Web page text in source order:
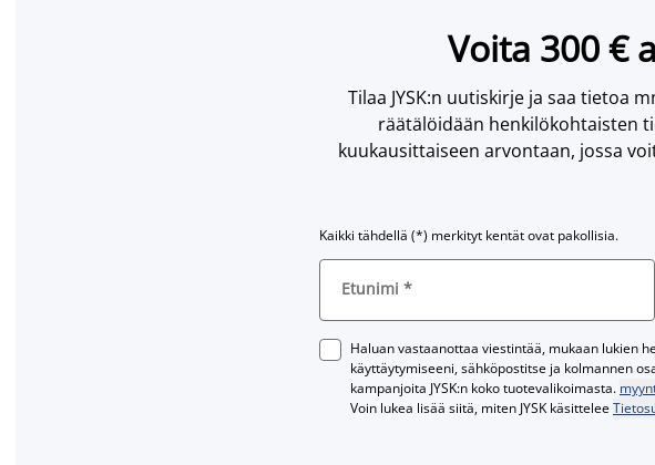
Voita 300 €
Tilaa JYSK:n uutiskirje ja saa tietoa
räätälöidään henkilökohtaisten
kuukausittaiseen arvontaan, jossa
Kaikki tähdellä (*) merkityt kentät ovat pakollisia.
Etunimi *
Haluan vastaanottaa viestintää, mukaan lukien
käyttäytymiseeni, sähköpostitse ja kolmannen
kampanjoita JYSK:n koko tuotevalikoimasta.
Voin lukea lisää siitä, miten JYSK käsittelee